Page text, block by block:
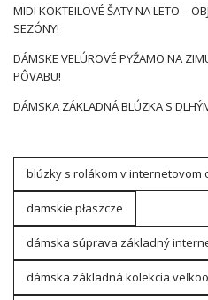
MIDI KOKTEILOVÉ ŠATY NA LETO –
SEZÓNY!
DÁMSKE VELÚROVÉ PYŽAMO NA
PÔVABU!
DÁMSKA ZÁKLADNÁ BLÚZKA S
blúzky s rolákom v internetovom
damskie płaszcze
dámska súprava základný
dámska základná kolekcia